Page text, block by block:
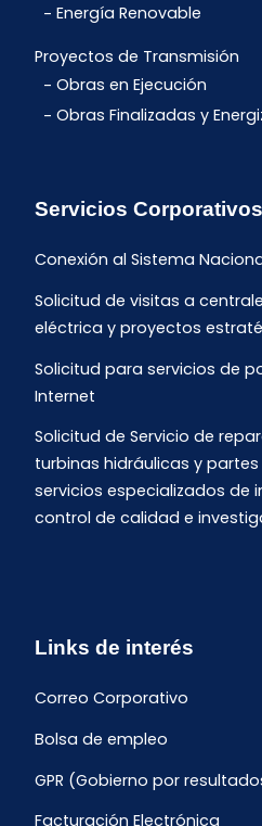
Energía Renovable
Proyectos de Transmisión
Obras en Ejecución
Obras Finalizadas y
Servicios Corporativos
Conexión al Sistema
Solicitud de visitas a
eléctrica y proyectos
Solicitud para servicios de
Internet
Solicitud de Servicio de
turbinas hidráulicas y
servicios especializados de
control de calidad e
Links de interés
Correo Corporativo
Bolsa de empleo
GPR (Gobierno por
Facturación Electrónica